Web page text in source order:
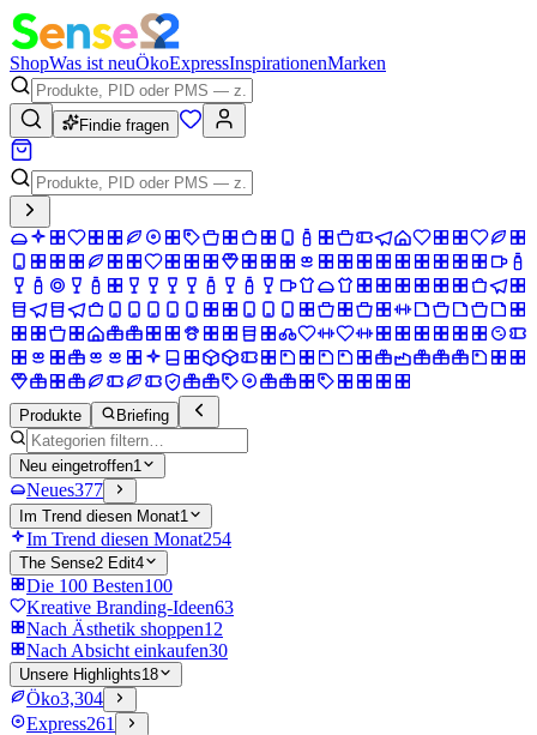
ShopWas ist neuÖkoExpressInspirationenMarken
Findie fragen
Produkte Briefing
Neu eingetroffen1
Neues377
Im Trend diesen Monat1
Im Trend diesen Monat254
The Sense2 Edit4
Die 100 Besten100
Kreative Branding-Ideen63
Nach Ästhetik shoppen12
Nach Absicht einkaufen30
Unsere Highlights18
Öko3,304
Express261